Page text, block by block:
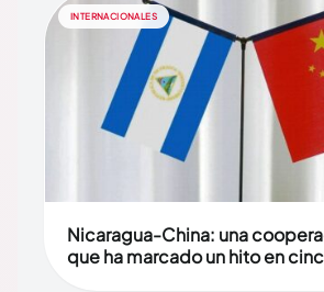
INTERNACIONALES
Nicaragua-China: una
que ha marcado un hito en